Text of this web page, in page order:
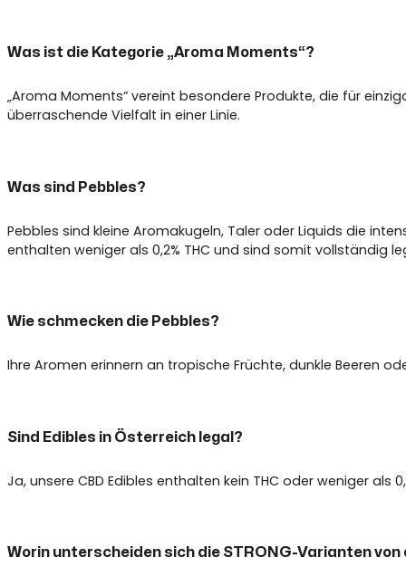
Was ist die Kategorie „Aroma Moments“?
„Aroma Moments“ vereint besondere Produkte, die für
überraschende Vielfalt in einer Linie.
Was sind Pebbles?
Pebbles sind kleine Aromakugeln, Taler oder Liquids die
enthalten weniger als 0,2% THC und sind somit vollständig
Wie schmecken die Pebbles?
Ihre Aromen erinnern an tropische Früchte, dunkle Beeren
Sind Edibles in Österreich legal?
Ja, unsere CBD Edibles enthalten kein THC oder weniger
Worin unterscheiden sich die STRONG-Varianten von